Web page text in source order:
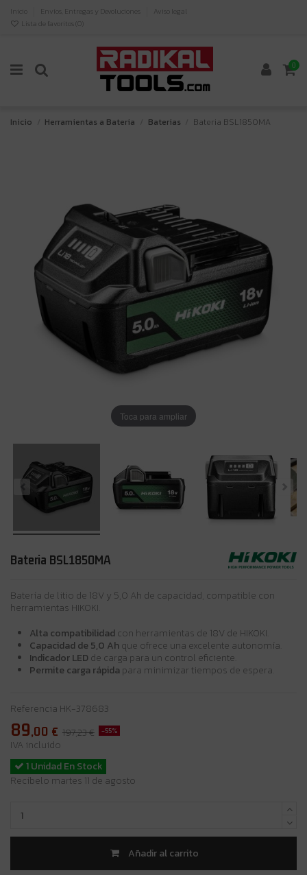
Inicio Envíos, Entregas y Devoluciones
Aviso legal
Lista de favoritos ( 0)
0
Inicio Herramientas a Bateria Baterias Bateria BSL1850MA
Toca para ampliar
Bateria BSL1850MA
Batería de litio de 18V y 5,0 Ah de capacidad, compatible con
herramientas HIKOKI.
Alta compatibilidad con herramientas de 18V de HIKOKI.
Capacidad de 5,0 Ah que ofrece una excelente autonomía.
Indicador LED de carga para un control eficiente.
Permite carga rápida para minimizar tiempos de espera.
Referencia HK-378683
89,00 € 197,23 € -55%
IVA incluido
1 Unidad En Stock
Recíbelo martes 11 de agosto
Añadir al carrito